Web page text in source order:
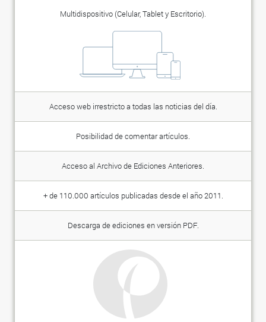
Multidispositivo (Celular, Tablet y Escritorio).
Acceso web irrestricto a todas las noticias del día.
Posibilidad de comentar artículos.
Acceso al Archivo de Ediciones Anteriores.
+ de 110.000 artículos publicadas desde el año 2011.
Descarga de ediciones en versión PDF.